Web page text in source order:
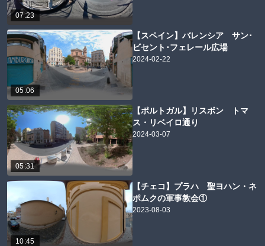
07:23
05:06
【スペイン】バレンシア サン･
ビセント･フェレール広場
2024-02-22
05:31
【ポルトガル】リスボン トマ
ス・リベイロ通り
2024-03-07
10:45
【チェコ】プラハ 聖ヨハン・ネ
ポムクの軍事教会①
2023-08-03